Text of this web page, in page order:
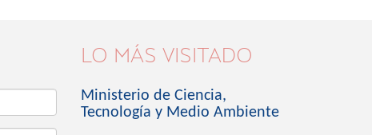
LO MÁS VISITADO
Ministerio de Ciencia,
Tecnología y Medio Ambiente